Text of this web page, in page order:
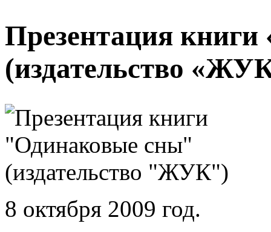
Презентация
(издательство
8 октября 2009 год.